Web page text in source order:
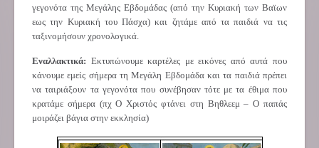
γεγονότα της Μεγάλης Εβδομάδας (από την Κυριακή των Βαϊων
εως την Κυριακή του Πάσχα) και ζητάμε από τα παιδιά να τις
ταξινομήσουν χρονολογικά.
Εναλλακτικά: Εκτυπώνουμε καρτέλες με εικόνες από αυτά που
κάνουμε εμείς σήμερα τη Μεγάλη Εβδομάδα και τα παιδιά πρέπει
να ταιριάξουν τα γεγονότα που συνέβησαν τότε με τα έθιμα που
κρατάμε σήμερα (πχ Ο Χριστός φτάνει στη Βηθλεεμ – Ο παπάς
μοιράζει βάγια στην εκκλησία)